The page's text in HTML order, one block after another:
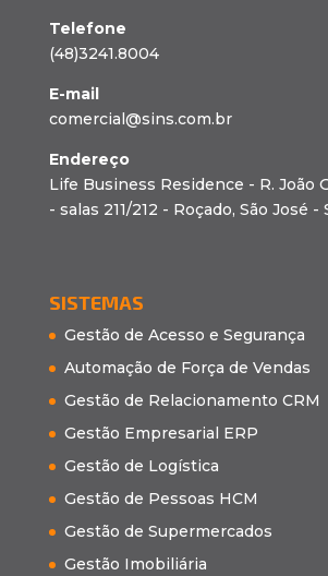
Telefone
(48)3241.8004
E-mail
comercial@sins.com.br
Endereço
Life Business Residence - R. João
- salas 211/212 - Roçado, São José -
SISTEMAS
Gestão de Acesso e Segurança
Automação de Força de Vendas
Gestão de Relacionamento CRM
Gestão Empresarial ERP
Gestão de Logística
Gestão de Pessoas HCM
Gestão de Supermercados
Gestão Imobiliária